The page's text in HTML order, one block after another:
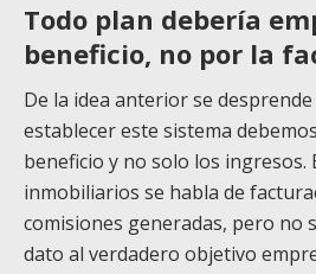
Todo plan debería
beneficio, no por la
De la idea anterior se
establecer este sistema
beneficio y no solo los ingresos.
inmobiliarios se habla de
comisiones generadas, pero no
dato al verdadero objetivo